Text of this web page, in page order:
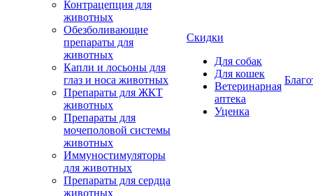
Контрацепция для
животных
Обезболивающие
препараты для
животных
Капли и лосьоны для
глаз и носа животных
Препараты для ЖКТ
животных
Препараты для
мочеполовой системы
животных
Иммуностимуляторы
для животных
Препараты для сердца
животных
Скидки
Для собак
Для кошек
Ветеринарная
аптека
Уценка